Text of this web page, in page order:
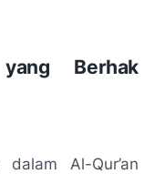
Berhak
Al-Qur’an